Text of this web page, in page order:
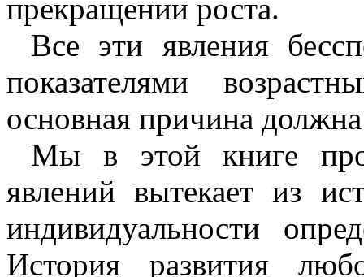
прекращении роста.
Все эти явления
показателями
основная причина
Мы в этой книге
явлений вытекает из
индивидуальности
История развития